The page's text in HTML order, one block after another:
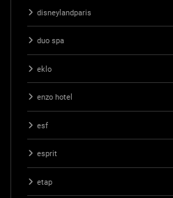
disneylandparis
duo spa
eklo
enzo hotel
esf
esprit
etap